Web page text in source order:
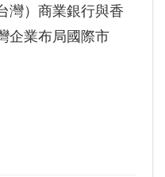
灣）商業銀行與香
企業布局國際市